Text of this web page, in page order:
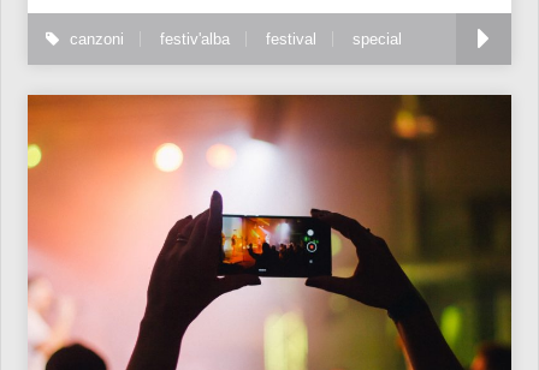
canzoni festiv'alba festival special